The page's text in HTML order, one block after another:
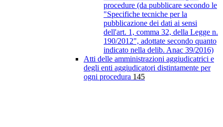
procedure (da pubblicare secondo le
"Specifiche tecniche per la
pubblicazione dei dati ai sensi
dell'art. 1, comma 32, della Legge n.
190/2012", adottate secondo quanto
indicato nella delib. Anac 39/2016)
Atti delle amministrazioni aggiudicatrici e
degli enti aggiudicatori distintamente per
ogni procedura 145